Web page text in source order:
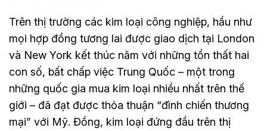
Trên thị trường các kim loại công nghiệp, hầu như
mọi hợp đồng tương lai được giao dịch tại London
và New York kết thúc năm với những tổn thất hai
con số, bất chấp việc Trung Quốc – một trong
những quốc gia mua kim loại nhiều nhất trên thế
giới – đã đạt được thỏa thuận “đình chiến thương
mại” với Mỹ. Đồng, kim loại đứng đầu trên thị